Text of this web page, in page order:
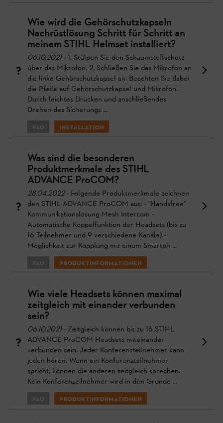
Wie wird die Gehörschutzkapseln
Nachrüstlösung Schritt für Schritt an
meinem STIHL Helmset installiert?
06.10.2021- 1. Stülpen Sie den Schaumstoffschutz
über das Mikrofon. 2. Schließen Sie das Mikrofon an
die linke Gehörschutzkapsel an. Beachten Sie dabei
die Pfeile auf Gehörschutzkapsel und Mikrofon.
Durch leichtes Drücken und anschließendes
Drehen des Sicherungs ...
FAQ Installation
Was sind die besonderen
Produktmerkmale des STIHL
ADVANCE ProCOM?
28.04.2022- Folgende Produktmerkmale zeichnen
den STIHL ADVANCE ProCOM aus: - "Handsfree"
Kommunikationslösung Mesh Intercom -
Automatische Koppelfunktion der Headsets (bis zu
16 Teilnehmer und 9 verschiedene Kanäle) -
Möglichkeit zur Kopplung mit einem Smartph ...
FAQ Produktinformationen
Wie viele Headsets können maximal
zeitgleich mit einander verbunden
sein?
06.10.2021- Zeitgleich können bis zu 16 STIHL
ADVANCE ProCOM Headsets miteinander
verbunden sein. Jeder Konferenzteilnehmer kann
jeden hören. Wenn ein Konferenzteilnehmer
spricht, können die anderen zeitgleich sprechen.
Kein Konferenzeilnehmer wird in den Grunde ...
FAQ Produktinformationen